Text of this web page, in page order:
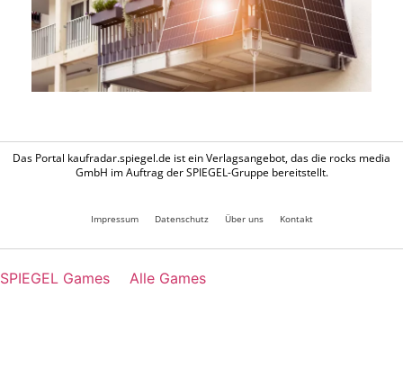
Das Portal kaufradar.spiegel.de ist ein Verlagsangebot, das die rocks media
GmbH im Auftrag der SPIEGEL-Gruppe bereitstellt.
Impressum Datenschutz Über uns Kontakt
SPIEGEL Games Alle Games